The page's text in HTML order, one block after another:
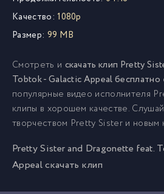
Качество: 1080p
Размер: 99 MB
Смотреть и скачать клип Pretty
Tobtok - Galactic Appeal бесплатно
популярные видео исполнителя
клипы в хорошем качестве.
творчеством Pretty Sister и новым
Pretty Sister and Dragonette feat.
Appeal скачать клип